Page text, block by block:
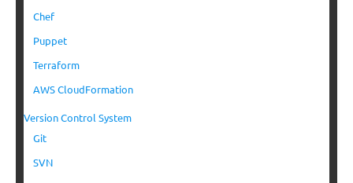
Chef
Puppet
Terraform
AWS CloudFormation
Version Control System
Git
SVN